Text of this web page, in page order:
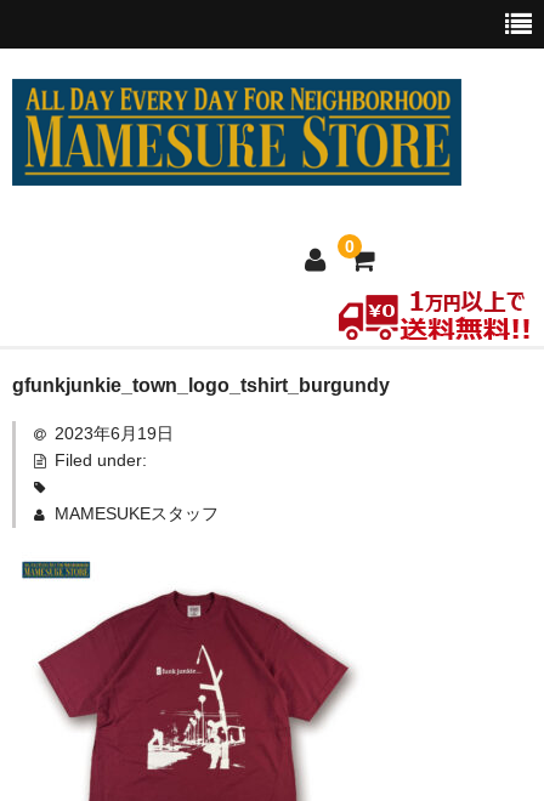
0
ホーム
MEXICO買い付け
新商品
全商品（ウェア）
Tシャツ
ロングTシャツ
ゲームシャツ
コーチジャケット
gfunkjunkie_town_logo_tshirt_burgundy
2023年6月19日
Filed under:
MAMESUKEスタッフ